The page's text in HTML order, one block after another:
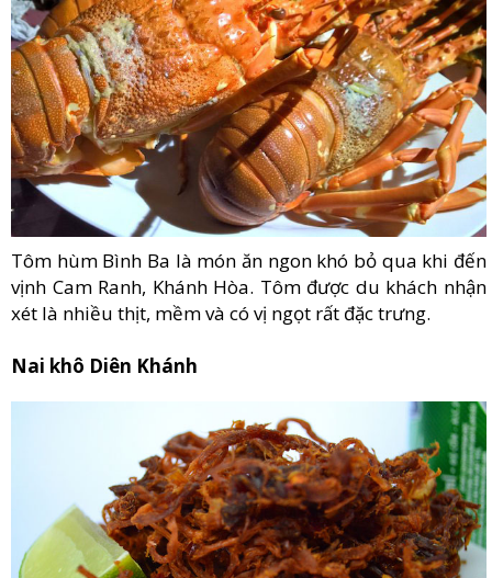
Tôm hùm Bình Ba là món ăn ngon khó bỏ qua khi đến
vịnh Cam Ranh, Khánh Hòa. Tôm được du khách nhận
xét là nhiều thịt, mềm và có vị ngọt rất đặc trưng.
Nai khô Diên Khánh